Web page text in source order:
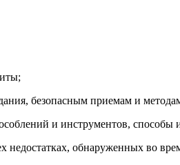
безопасным приемам и
и инструментов,
недостатках, обнаруженных во